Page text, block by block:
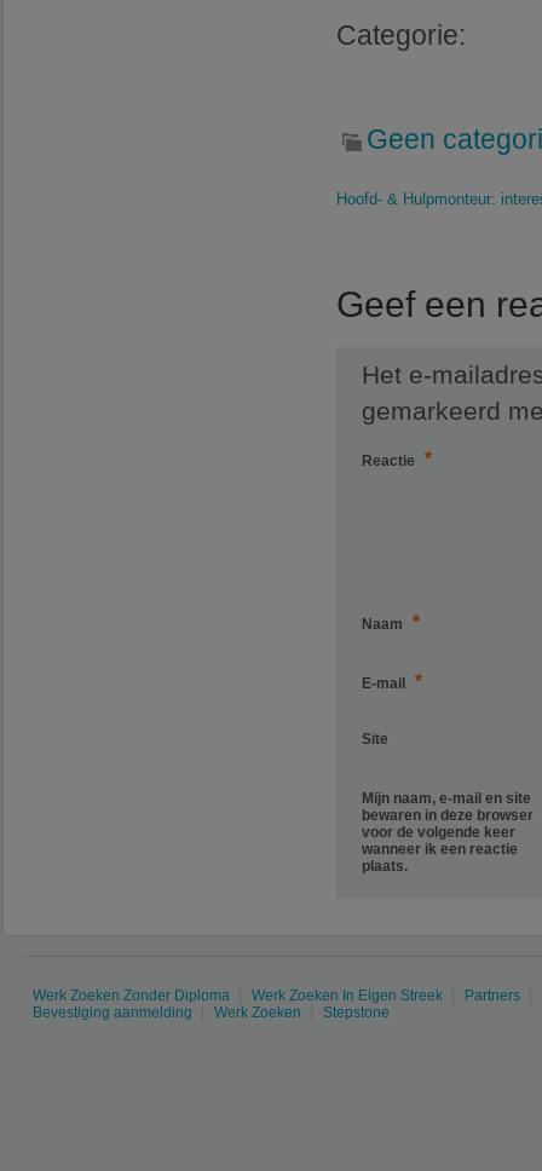
Categorie:
Geen
Hoofd- & Hulpmonteur:
Geef een
Het e-
gemarkeerd
Reactie *
Naam *
E-mail *
Site
Mijn naam, e-mail en site
bewaren in deze browser
voor de volgende keer
wanneer ik een reactie
plaats.
Werk Zoeken Zonder Diploma Werk Zoeken In Eigen Streek
Partners
Bevestiging aanmelding
Werk Zoeken Stepstone